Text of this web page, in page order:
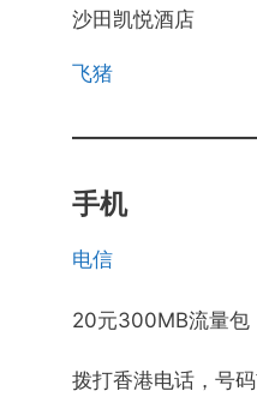
沙田凯悦酒店
飞猪
手机
电信
20元300MB流量包
拨打香港电话，号